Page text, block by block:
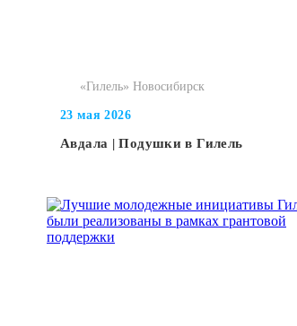
«Гилель» Новосибирск
23 мая 2026
Авдала | Подушки в Гилель